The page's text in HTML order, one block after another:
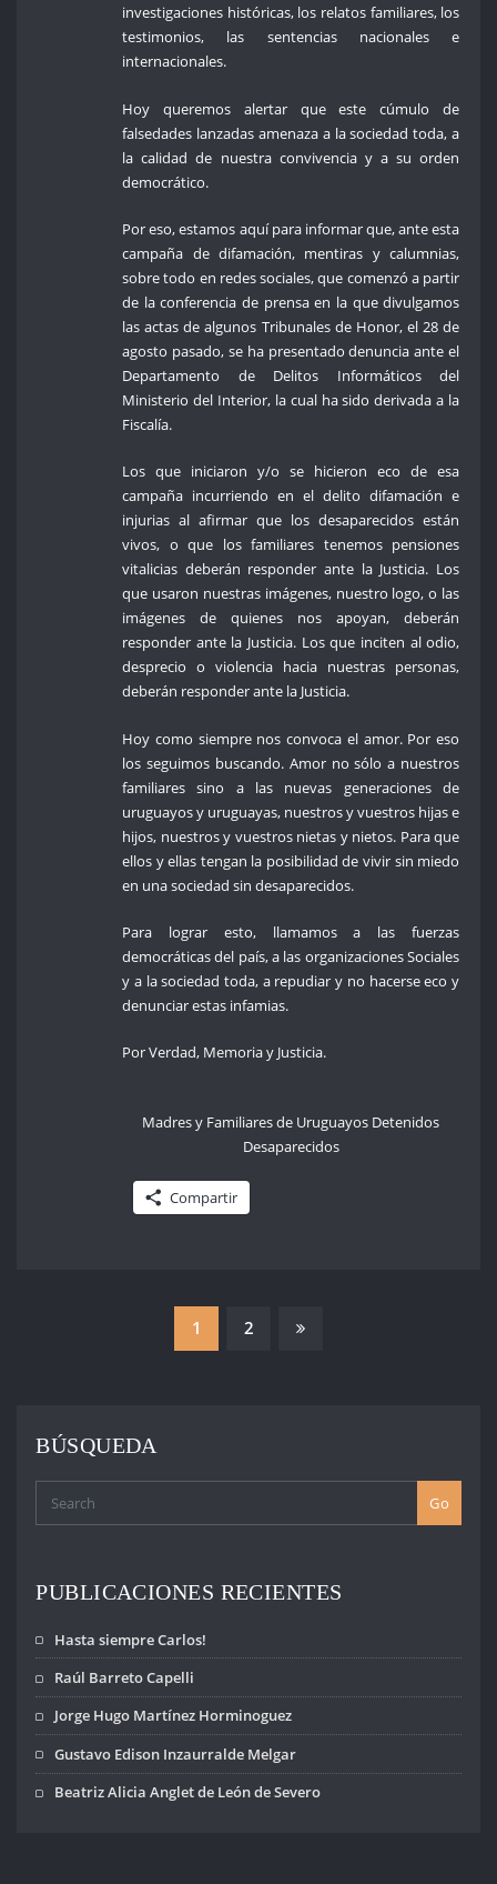
investigaciones históricas, los relatos familiares, los
testimonios, las sentencias nacionales e
internacionales.
Hoy queremos alertar que este cúmulo de
falsedades lanzadas amenaza a la sociedad toda, a
la calidad de nuestra convivencia y a su orden
democrático.
Por eso, estamos aquí para informar que, ante esta
campaña de difamación, mentiras y calumnias,
sobre todo en redes sociales, que comenzó a partir
de la conferencia de prensa en la que divulgamos
las actas de algunos Tribunales de Honor, el 28 de
agosto pasado, se ha presentado denuncia ante el
Departamento de Delitos Informáticos del
Ministerio del Interior, la cual ha sido derivada a la
Fiscalía.
Los que iniciaron y/o se hicieron eco de esa
campaña incurriendo en el delito difamación e
injurias al afirmar que los desaparecidos están
vivos, o que los familiares tenemos pensiones
vitalicias deberán responder ante la Justicia. Los
que usaron nuestras imágenes, nuestro logo, o las
imágenes de quienes nos apoyan, deberán
responder ante la Justicia. Los que inciten al odio,
desprecio o violencia hacia nuestras personas,
deberán responder ante la Justicia.
Hoy como siempre nos convoca el amor. Por eso
los seguimos buscando. Amor no sólo a nuestros
familiares sino a las nuevas generaciones de
uruguayos y uruguayas, nuestros y vuestros hijas e
hijos, nuestros y vuestros nietas y nietos. Para que
ellos y ellas tengan la posibilidad de vivir sin miedo
en una sociedad sin desaparecidos.
Para lograr esto, llamamos a las fuerzas
democráticas del país, a las organizaciones Sociales
y a la sociedad toda, a repudiar y no hacerse eco y
denunciar estas infamias.
Por Verdad, Memoria y Justicia.
Madres y Familiares de Uruguayos Detenidos
Desaparecidos
Compartir
PAGINACIÓN
ENTRADAS
1 2
BÚSQUEDA
Go
PUBLICACIONES RECIENTES
Hasta siempre Carlos!
Raúl Barreto Capelli
Jorge Hugo Martínez Horminoguez
Gustavo Edison Inzaurralde Melgar
Beatriz Alicia Anglet de León de Severo